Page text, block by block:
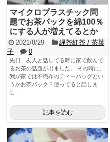
マイクロプラスチック問
題でお茶パックを綿100％
にする人が増えてるとか
2021/8/29
緑茶紅茶 / 茶菓
子
0
先日、友人と話してる時に家で飲んで
るお茶の話題が出ました。 その時に、
我が家では不織布のティーバッグとい
うかお茶パック？使ってると話しま
し...
記事を読む